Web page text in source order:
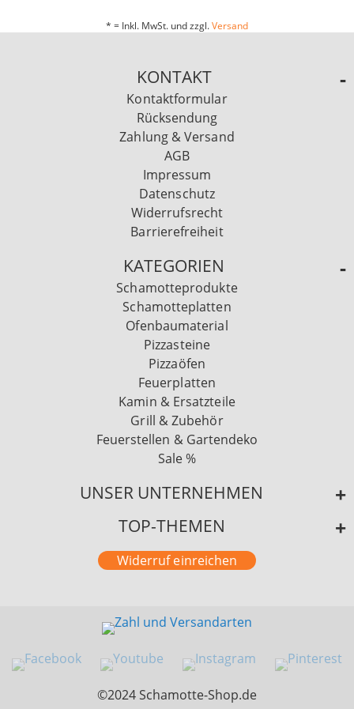
* = Inkl. MwSt. und zzgl.Versand
KONTAKT
Kontaktformular
Rücksendung
Zahlung & Versand
AGB
Impressum
Datenschutz
Widerrufsrecht
Barrierefreiheit
KATEGORIEN
Schamotteprodukte
Schamotteplatten
Ofenbaumaterial
Pizzasteine
Pizzaöfen
Feuerplatten
Kamin & Ersatzteile
Grill & Zubehör
Feuerstellen & Gartendeko
Sale %
UNSER UNTERNEHMEN
TOP-THEMEN
Widerruf einreichen
©2024 Schamotte-Shop.de